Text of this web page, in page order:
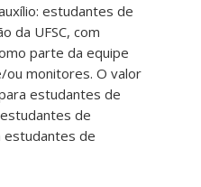
estudantes de
da UFSC, com
parte da equipe
ou monitores. O valor
estudantes de
de
estudantes de